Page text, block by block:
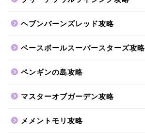
ヘブンバーンズレッド攻略
ベースボールスーパースターズ攻略
ペンギンの島攻略
マスターオブガーデン攻略
メメントモリ攻略